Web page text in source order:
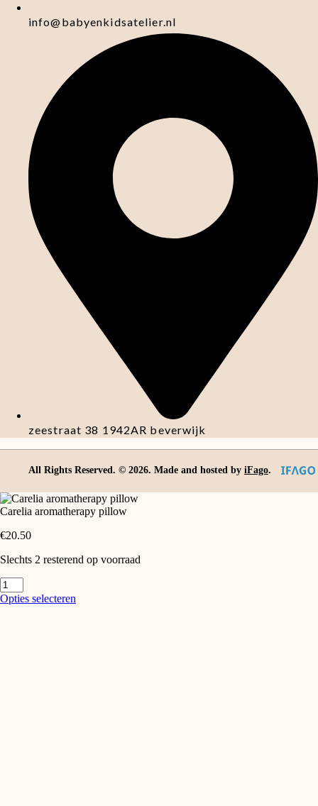
info@babyenkidsatelier.nl
zeestraat 38 1942AR beverwijk
All Rights Reserved. © 2026. Made and hosted by iFago.
Carelia aromatherapy pillow
€20.50
Slechts 2 resterend op voorraad
Carelia
aromatherapy
pillow
Opties selecteren